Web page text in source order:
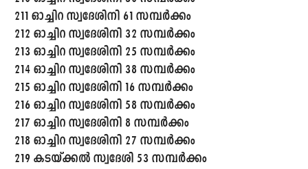
211 ഓച്ചിറ സ്വദേശിനി 61 സമ്പർക്കം
212 ഓച്ചിറ സ്വദേശിനി 32 സമ്പർക്കം
213 ഓച്ചിറ സ്വദേശിനി 25 സമ്പർക്കം
214 ഓച്ചിറ സ്വദേശിനി 38 സമ്പർക്കം
215 ഓച്ചിറ സ്വദേശിനി 16 സമ്പർക്കം
216 ഓച്ചിറ സ്വദേശിനി 58 സമ്പർക്കം
217 ഓച്ചിറ സ്വദേശിനി 8 സമ്പർക്കം
218 ഓച്ചിറ സ്വദേശിനി 27 സമ്പർക്കം
219 കടയ്ക്കൽ സ്വദേശി 53 സമ്പർക്കം